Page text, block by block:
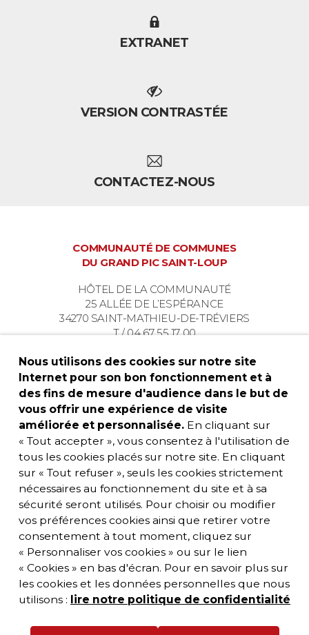
EXTRANET
VERSION CONTRASTÉE
CONTACTEZ-NOUS
COMMUNAUTÉ DE COMMUNES
DU GRAND PIC SAINT-LOUP
HÔTEL DE LA COMMUNAUTÉ
25 ALLÉE DE L’ESPÉRANCE
34270 SAINT-MATHIEU-DE-TRÉVIERS
T / 04 67 55 17 00
Nous utilisons des cookies sur notre site
Internet pour son bon fonctionnement et à
des fins de mesure d'audience dans le but de
vous offrir une expérience de visite
améliorée et personnalisée. En cliquant sur
« Tout accepter », vous consentez à l'utilisation de
tous les cookies placés sur notre site. En cliquant
sur « Tout refuser », seuls les cookies strictement
nécessaires au fonctionnement du site et à sa
sécurité seront utilisés. Pour choisir ou modifier
vos préférences cookies ainsi que retirer votre
consentement à tout moment, cliquez sur
« Personnaliser vos cookies » ou sur le lien
« Cookies » en bas d'écran. Pour en savoir plus sur
les cookies et les données personnelles que nous
utilisons : lire notre politique de confidentialité